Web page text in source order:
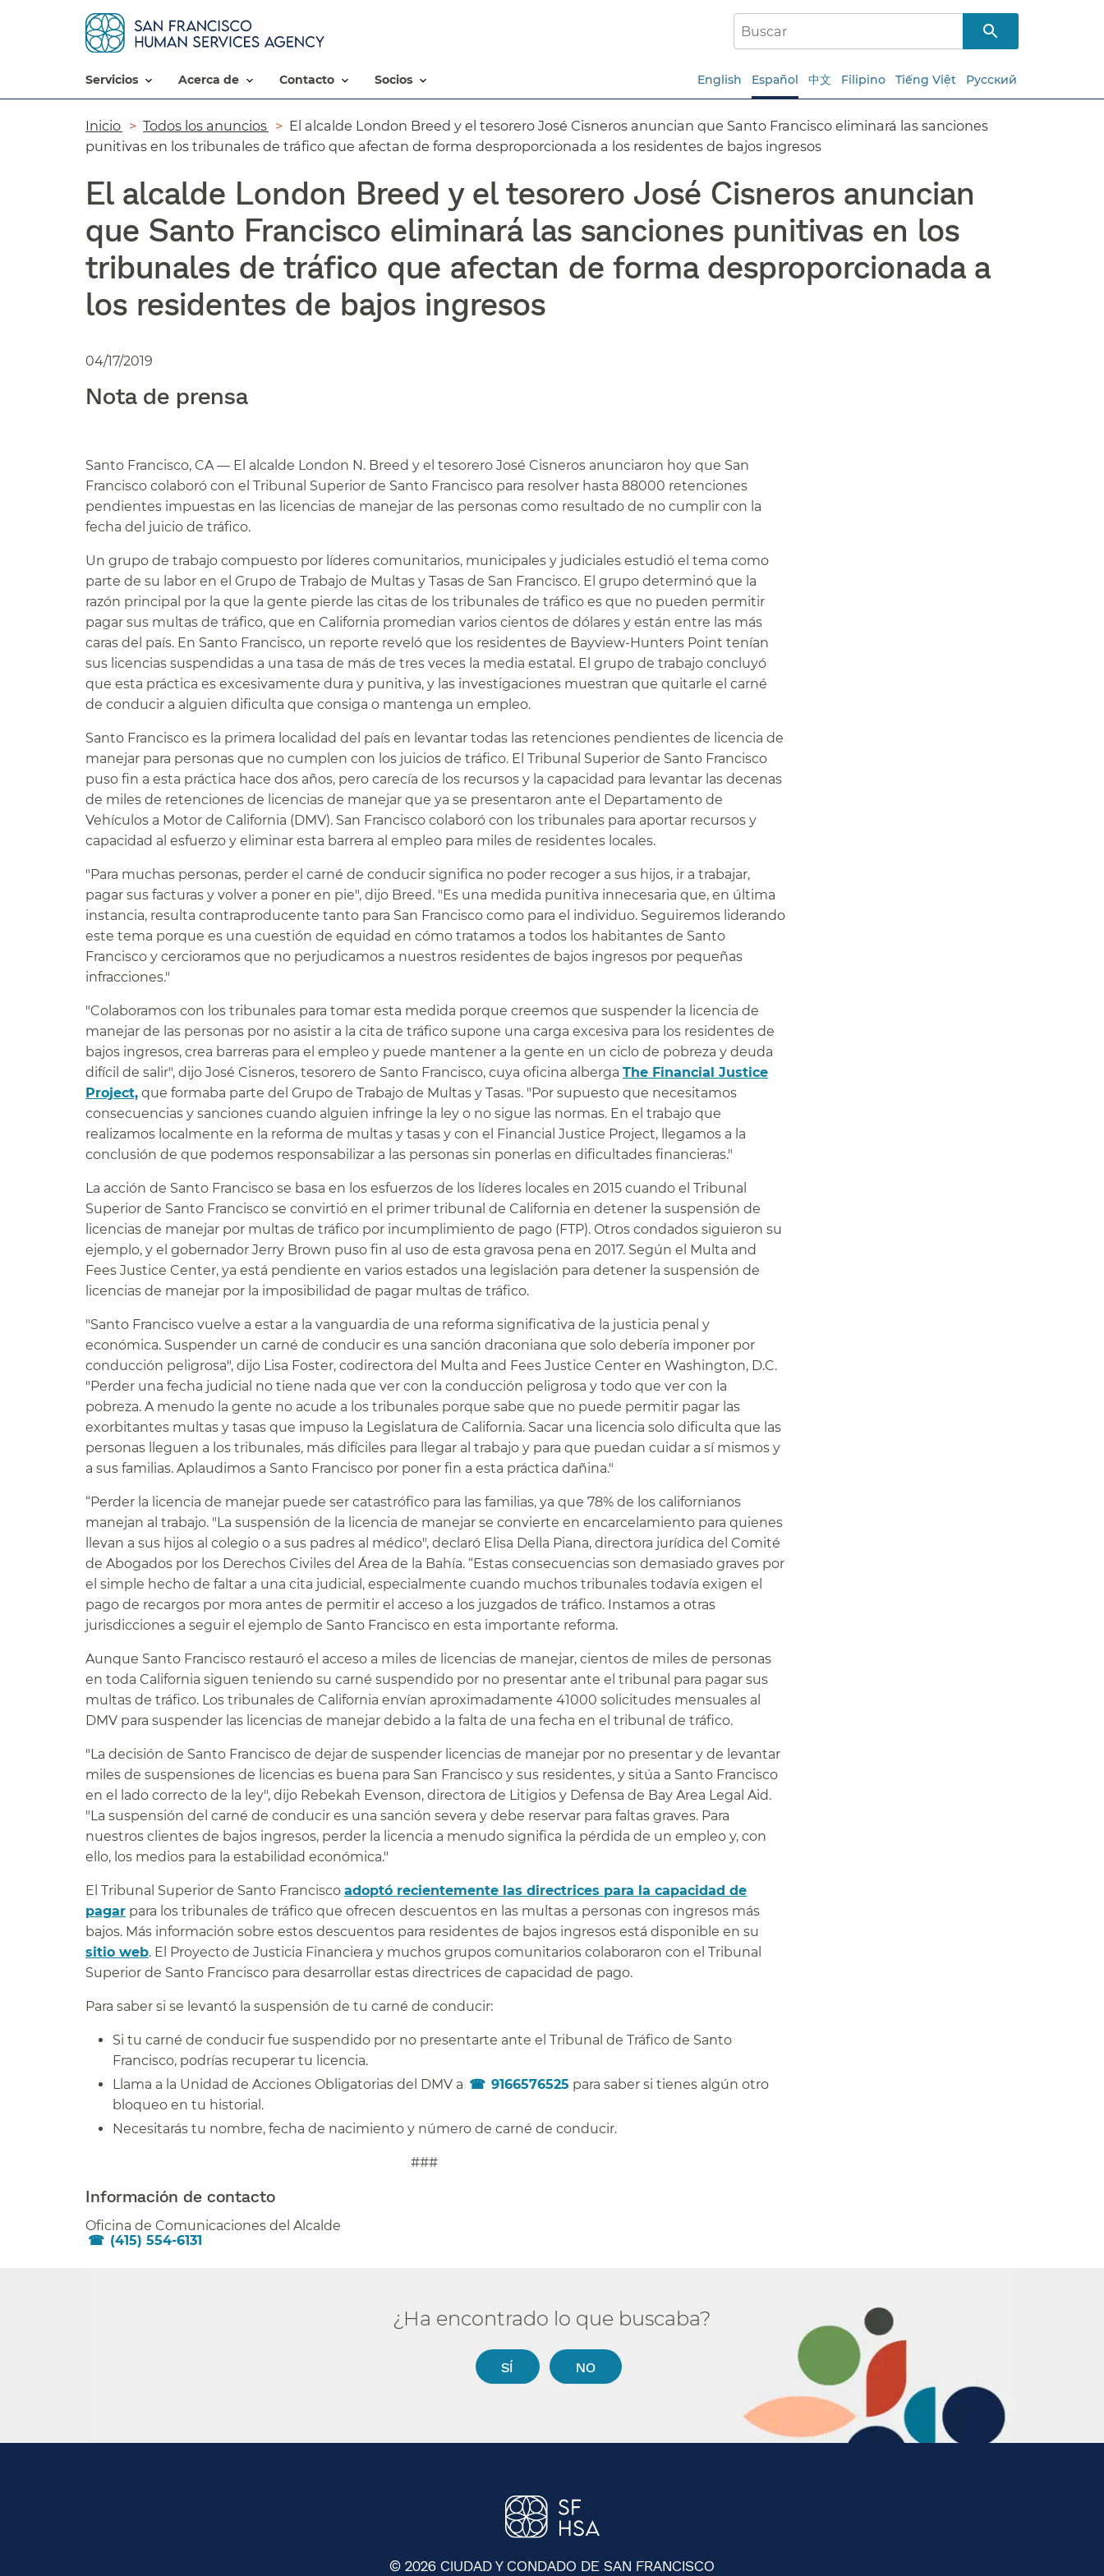
servicios​​ acerca de​​ contacto​​ socios​​ English Español 中文 Filipino Tiếng Việt Русский
Ruta
de
navegación​​
Inicio​​ Todos los anuncios​​
El alcalde London Breed y el tesorero José Cisneros anuncian que Santo Francisco eliminará las sanciones
punitivas en los tribunales de tráfico que afectan de forma desproporcionada a los residentes de bajos ingresos​​
El alcalde London Breed y el tesorero José Cisneros anuncian
que Santo Francisco eliminará las sanciones punitivas en los
tribunales de tráfico que afectan de forma desproporcionada a
los residentes de bajos ingresos​​
04/17/2019
Nota de prensa​​
Santo Francisco, CA — El alcalde London N. Breed y el tesorero José Cisneros anunciaron hoy que San
Francisco colaboró con el Tribunal Superior de Santo Francisco para resolver hasta 88000 retenciones
pendientes impuestas en las licencias de manejar de las personas como resultado de no cumplir con la
fecha del juicio de tráfico.​​
Un grupo de trabajo compuesto por líderes comunitarios, municipales y judiciales estudió el tema como
parte de su labor en el Grupo de Trabajo de Multas y Tasas de San Francisco. El grupo determinó que la
razón principal por la que la gente pierde las citas de los tribunales de tráfico es que no pueden permitir
pagar sus multas de tráfico, que en California promedian varios cientos de dólares y están entre las más
caras del país. En Santo Francisco, un reporte reveló que los residentes de Bayview-Hunters Point tenían
sus licencias suspendidas a una tasa de más de tres veces la media estatal. El grupo de trabajo concluyó
que esta práctica es excesivamente dura y punitiva, y las investigaciones muestran que quitarle el carné
de conducir a alguien dificulta que consiga o mantenga un empleo.​​
Santo Francisco es la primera localidad del país en levantar todas las retenciones pendientes de licencia de
manejar para personas que no cumplen con los juicios de tráfico. El Tribunal Superior de Santo Francisco
puso fin a esta práctica hace dos años, pero carecía de los recursos y la capacidad para levantar las decenas
de miles de retenciones de licencias de manejar que ya se presentaron ante el Departamento de
Vehículos a Motor de California (DMV). San Francisco colaboró con los tribunales para aportar recursos y
capacidad al esfuerzo y eliminar esta barrera al empleo para miles de residentes locales.​​
"Para muchas personas, perder el carné de conducir significa no poder recoger a sus hijos, ir a trabajar,
pagar sus facturas y volver a poner en pie", dijo Breed. "Es una medida punitiva innecesaria que, en última
instancia, resulta contraproducente tanto para San Francisco como para el individuo. Seguiremos liderando
este tema porque es una cuestión de equidad en cómo tratamos a todos los habitantes de Santo
Francisco y cercioramos que no perjudicamos a nuestros residentes de bajos ingresos por pequeñas
infracciones."​​
"Colaboramos con los tribunales para tomar esta medida porque creemos que suspender la licencia de
manejar de las personas por no asistir a la cita de tráfico supone una carga excesiva para los residentes de
bajos ingresos, crea barreras para el empleo y puede mantener a la gente en un ciclo de pobreza y deuda
difícil de salir", dijo José Cisneros, tesorero de Santo Francisco, cuya oficina alberga The Financial Justice
Project, que formaba parte del Grupo de Trabajo de Multas y Tasas. "Por supuesto que necesitamos
consecuencias y sanciones cuando alguien infringe la ley o no sigue las normas. En el trabajo que
realizamos localmente en la reforma de multas y tasas y con el Financial Justice Project, llegamos a la
conclusión de que podemos responsabilizar a las personas sin ponerlas en dificultades financieras."​​
La acción de Santo Francisco se basa en los esfuerzos de los líderes locales en 2015 cuando el Tribunal
Superior de Santo Francisco se convirtió en el primer tribunal de California en detener la suspensión de
licencias de manejar por multas de tráfico por incumplimiento de pago (FTP). Otros condados siguieron su
ejemplo, y el gobernador Jerry Brown puso fin al uso de esta gravosa pena en 2017. Según el Multa and
Fees Justice Center, ya está pendiente en varios estados una legislación para detener la suspensión de
licencias de manejar por la imposibilidad de pagar multas de tráfico.​​
"Santo Francisco vuelve a estar a la vanguardia de una reforma significativa de la justicia penal y
económica. Suspender un carné de conducir es una sanción draconiana que solo debería imponer por
conducción peligrosa", dijo Lisa Foster, codirectora del Multa and Fees Justice Center en Washington, D.C.
"Perder una fecha judicial no tiene nada que ver con la conducción peligrosa y todo que ver con la
pobreza. A menudo la gente no acude a los tribunales porque sabe que no puede permitir pagar las
exorbitantes multas y tasas que impuso la Legislatura de California. Sacar una licencia solo dificulta que las
personas lleguen a los tribunales, más difíciles para llegar al trabajo y para que puedan cuidar a sí mismos y
a sus familias. Aplaudimos a Santo Francisco por poner fin a esta práctica dañina."​​
“Perder la licencia de manejar puede ser catastrófico para las familias, ya que 78% de los californianos
manejan al trabajo. "La suspensión de la licencia de manejar se convierte en encarcelamiento para quienes
llevan a sus hijos al colegio o a sus padres al médico", declaró Elisa Della Piana, directora jurídica del Comité
de Abogados por los Derechos Civiles del Área de la Bahía. “Estas consecuencias son demasiado graves por
el simple hecho de faltar a una cita judicial, especialmente cuando muchos tribunales todavía exigen el
pago de recargos por mora antes de permitir el acceso a los juzgados de tráfico. Instamos a otras
jurisdicciones a seguir el ejemplo de Santo Francisco en esta importante reforma.​​
Aunque Santo Francisco restauró el acceso a miles de licencias de manejar, cientos de miles de personas
en toda California siguen teniendo su carné suspendido por no presentar ante el tribunal para pagar sus
multas de tráfico. Los tribunales de California envían aproximadamente 41000 solicitudes mensuales al
DMV para suspender las licencias de manejar debido a la falta de una fecha en el tribunal de tráfico.​​
"La decisión de Santo Francisco de dejar de suspender licencias de manejar por no presentar y de levantar
miles de suspensiones de licencias es buena para San Francisco y sus residentes, y sitúa a Santo Francisco
en el lado correcto de la ley", dijo Rebekah Evenson, directora de Litigios y Defensa de Bay Area Legal Aid.
"La suspensión del carné de conducir es una sanción severa y debe reservar para faltas graves. Para
nuestros clientes de bajos ingresos, perder la licencia a menudo significa la pérdida de un empleo y, con
ello, los medios para la estabilidad económica."​​
El Tribunal Superior de Santo Francisco adoptó recientemente las directrices para la capacidad de
pagar para los tribunales de tráfico que ofrecen descuentos en las multas a personas con ingresos más
bajos. Más información sobre estos descuentos para residentes de bajos ingresos está disponible en su
sitio web. El Proyecto de Justicia Financiera y muchos grupos comunitarios colaboraron con el Tribunal
Superior de Santo Francisco para desarrollar estas directrices de capacidad de pago.​​
Para saber si se levantó la suspensión de tu carné de conducir:​​
Si tu carné de conducir fue suspendido por no presentarte ante el Tribunal de Tráfico de Santo
Francisco, podrías recuperar tu licencia.​​
Llama a la Unidad de Acciones Obligatorias del DMV a
9166576525 para saber si tienes algún otro
bloqueo en tu historial.​​
Necesitarás tu nombre, fecha de nacimiento y número de carné de conducir.​​
###
Información de contacto​​
Oficina de Comunicaciones del Alcalde​​
(415) 554-6131
¿Ha encontrado lo que buscaba?​​
SÍ​​ NO​​
© 2026 CIUDAD Y CONDADO DE SAN FRANCISCO